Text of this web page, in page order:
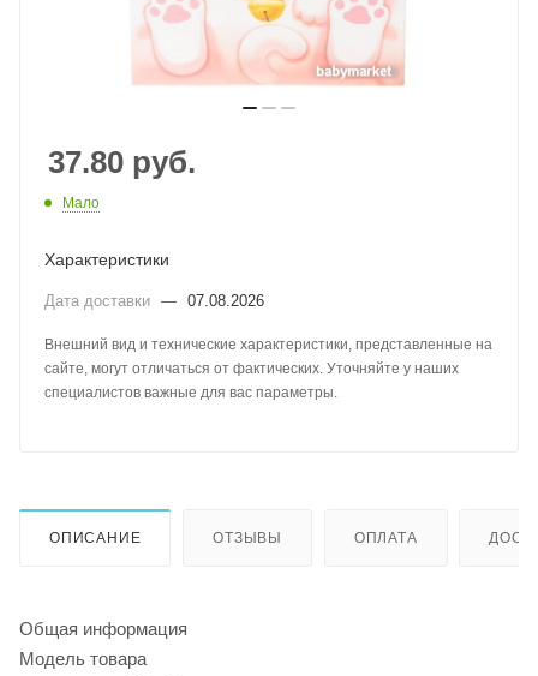
37.80 руб.
Мало
Характеристики
Дата доставки — 07.08.2026
Внешний вид и технические характеристики, представленные на
сайте, могут отличаться от фактических. Уточняйте у наших
специалистов важные для вас параметры.
ОПИСАНИЕ ОТЗЫВЫ ОПЛАТА
Общая информация
Модель товара